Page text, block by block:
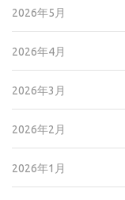
2026年5月
2026年4月
2026年3月
2026年2月
2026年1月